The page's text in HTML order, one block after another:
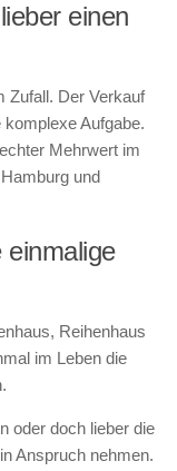
einen
Zufall. Der Verkauf
Aufgabe.
Mehrwert im
und
einmalige
Reihenhaus
im Leben die
oder doch lieber die
Anspruch nehmen.